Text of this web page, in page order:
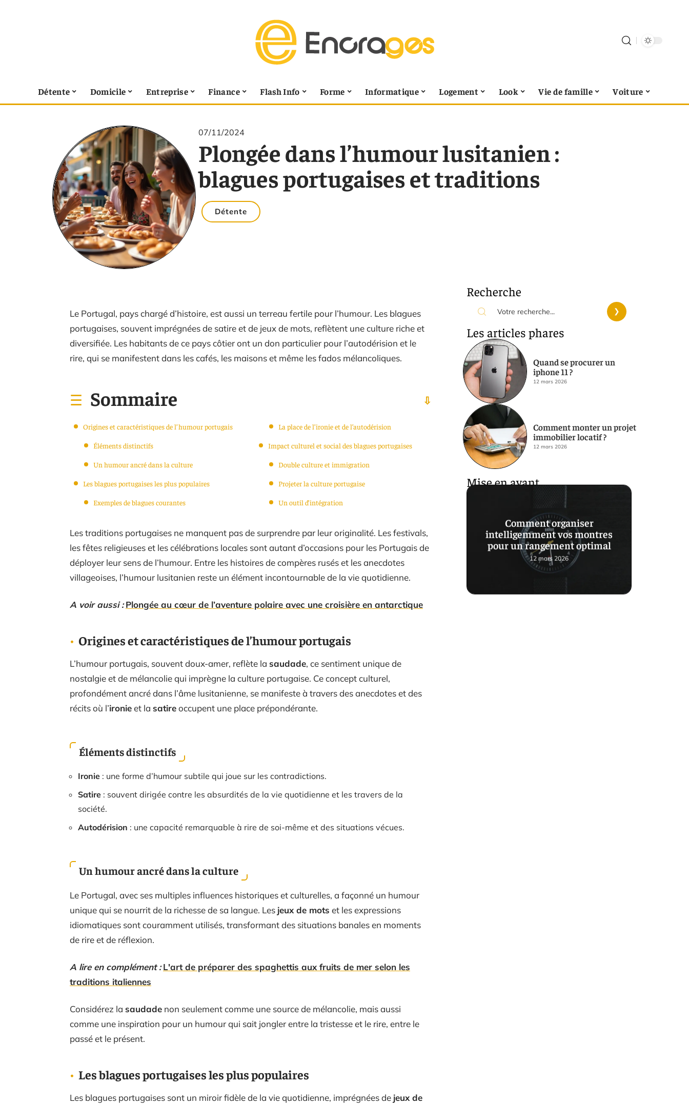
Détente Domicile Entreprise Finance Flash Info Forme Informatique Logement Look Vie de famille Voiture
07/11/2024
Plongée dans l’humour lusitanien :
blagues portugaises et traditions
Détente
Le Portugal, pays chargé d’histoire, est aussi un terreau fertile pour l’humour. Les blagues
portugaises, souvent imprégnées de satire et de jeux de mots, reflètent une culture riche et
diversifiée. Les habitants de ce pays côtier ont un don particulier pour l’autodérision et le
rire, qui se manifestent dans les cafés, les maisons et même les fados mélancoliques.
Sommaire
Origines et caractéristiques de l’humour portugais
Éléments distinctifs
Un humour ancré dans la culture
Les blagues portugaises les plus populaires
Exemples de blagues courantes
La place de l’ironie et de l’autodérision
Impact culturel et social des blagues portugaises
Double culture et immigration
Projeter la culture portugaise
Un outil d’intégration
Les traditions portugaises ne manquent pas de surprendre par leur originalité. Les festivals,
les fêtes religieuses et les célébrations locales sont autant d’occasions pour les Portugais de
déployer leur sens de l’humour. Entre les histoires de compères rusés et les anecdotes
villageoises, l’humour lusitanien reste un élément incontournable de la vie quotidienne.
A voir aussi : Plongée au cœur de l’aventure polaire avec une croisière en antarctique
Origines et caractéristiques de l’humour portugais
L’humour portugais, souvent doux-amer, reflète la saudade, ce sentiment unique de
nostalgie et de mélancolie qui imprègne la culture portugaise. Ce concept culturel,
profondément ancré dans l’âme lusitanienne, se manifeste à travers des anecdotes et des
récits où l’ironieet la satireoccupent une place prépondérante.
Éléments distinctifs
Ironie : une forme d’humour subtile qui joue sur les contradictions.
Satire : souvent dirigée contre les absurdités de la vie quotidienne et les travers de la
société.
Autodérision : une capacité remarquable à rire de soi-même et des situations vécues.
Un humour ancré dans la culture
Le Portugal, avec ses multiples influences historiques et culturelles, a façonné un humour
unique qui se nourrit de la richesse de sa langue. Les jeux de mots et les expressions
idiomatiques sont couramment utilisés, transformant des situations banales en moments
de rire et de réflexion.
A lire en complément : L'art de préparer des spaghettis aux fruits de mer selon les
traditions italiennes
Considérez la saudade non seulement comme une source de mélancolie, mais aussi
comme une inspiration pour un humour qui sait jongler entre la tristesse et le rire, entre le
passé et le présent.
Les blagues portugaises les plus populaires
Les blagues portugaises sont un miroir fidèle de la vie quotidienne, imprégnées de jeux de
Recherche
Les articles phares
Quand se procurer un
iphone 11 ?
12 mars 2026
Comment monter un projet
immobilier locatif ?
12 mars 2026
Mise en avant
Comment organiser
intelligemment vos montres
pour un rangement optimal
12 mars 2026